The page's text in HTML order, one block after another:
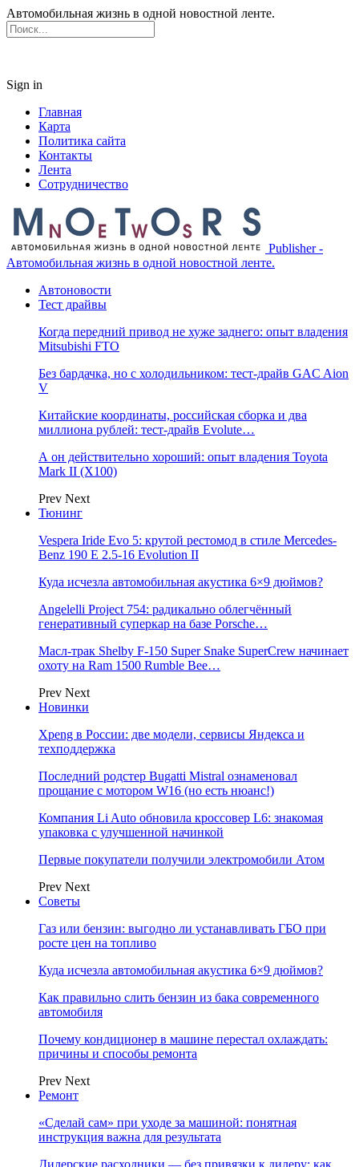
Автомобильная жизнь в одной новостной ленте.
Sign in
Главная
Карта
Политика сайта
Контакты
Лента
Сотрудничество
Publisher -
Автомобильная жизнь в одной новостной ленте.
Автоновости
Тест драйвы
Когда передний привод не хуже заднего: опыт владения
Mitsubishi FTO
Без бардачка, но с холодильником: тест-драйв GAC Aion
V
Китайские координаты, российская сборка и два
миллиона рублей: тест-драйв Evolute…
А он действительно хороший: опыт владения Toyota
Mark II (Х100)
Prev Next
Тюнинг
Vespera Iride Evo 5: крутой рестомод в стиле Mercedes-
Benz 190 E 2.5-16 Evolution II
Куда исчезла автомобильная акустика 6×9 дюймов?
Angelelli Project 754: радикально облегчённый
генеративный суперкар на базе Porsche…
Масл-трак Shelby F-150 Super Snake SuperCrew начинает
охоту на Ram 1500 Rumble Bee…
Prev Next
Новинки
Xpeng в России: две модели, сервисы Яндекса и
техподдержка
Последний родстер Bugatti Mistral ознаменовал
прощание с мотором W16 (но есть нюанс!)
Компания Li Auto обновила кроссовер L6: знакомая
упаковка с улучшенной начинкой
Первые покупатели получили электромобили Атом
Prev Next
Советы
Газ или бензин: выгодно ли устанавливать ГБО при
росте цен на топливо
Куда исчезла автомобильная акустика 6×9 дюймов?
Как правильно слить бензин из бака современного
автомобиля
Почему кондиционер в машине перестал охлаждать:
причины и способы ремонта
Prev Next
Ремонт
«Сделай сам» при уходе за машиной: понятная
инструкция важна для результата
Дилерские расходники — без привязки к дилеру: как